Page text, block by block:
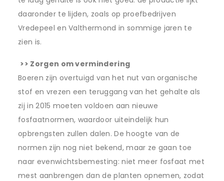
daaronder te lijden, zoals op proefbedrijven
Vredepeel en Valthermond in sommige jaren te
zien is.
>> Zorgen om vermindering
Boeren zijn overtuigd van het nut van organische
stof en vrezen een teruggang van het gehalte als
zij in 2015 moeten voldoen aan nieuwe
fosfaatnormen, waardoor uiteindelijk hun
opbrengsten zullen dalen. De hoogte van de
normen zijn nog niet bekend, maar ze gaan toe
naar evenwichtsbemesting: niet meer fosfaat met
mest aanbrengen dan de planten opnemen, zodat